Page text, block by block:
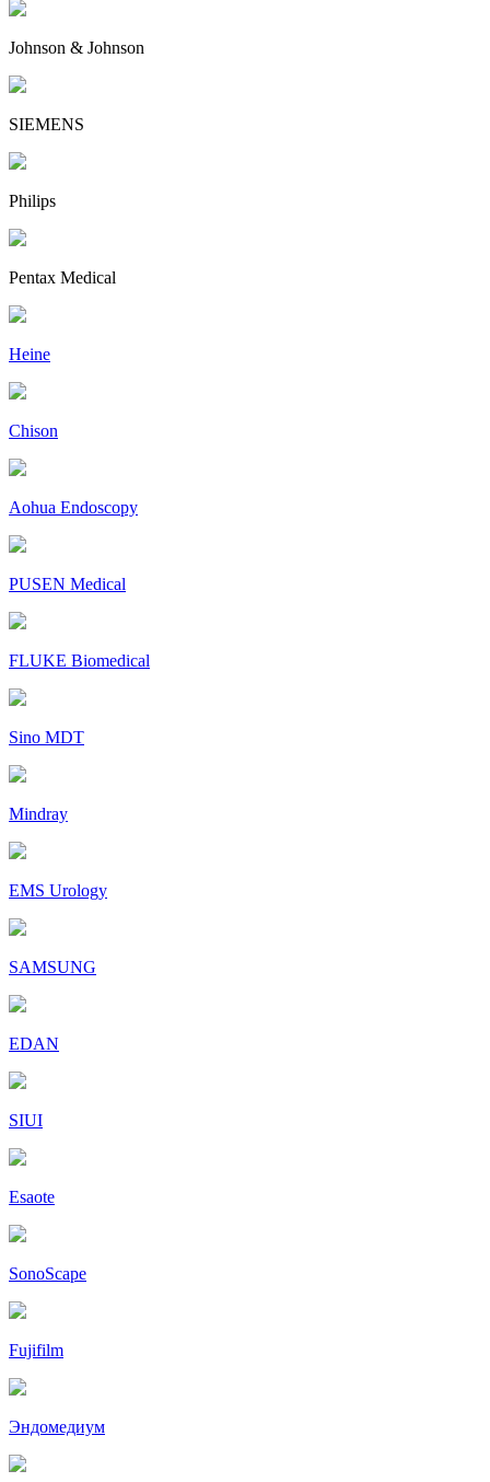
Johnson & Johnson
SIEMENS
Philips
Pentax Medical
Heine
Chison
Aohua Endoscopy
PUSEN Medical
FLUKE Biomedical
Sino MDT
Mindray
EMS Urology
SAMSUNG
EDAN
SIUI
Esaote
SonoScape
Fujifilm
Эндомедиум